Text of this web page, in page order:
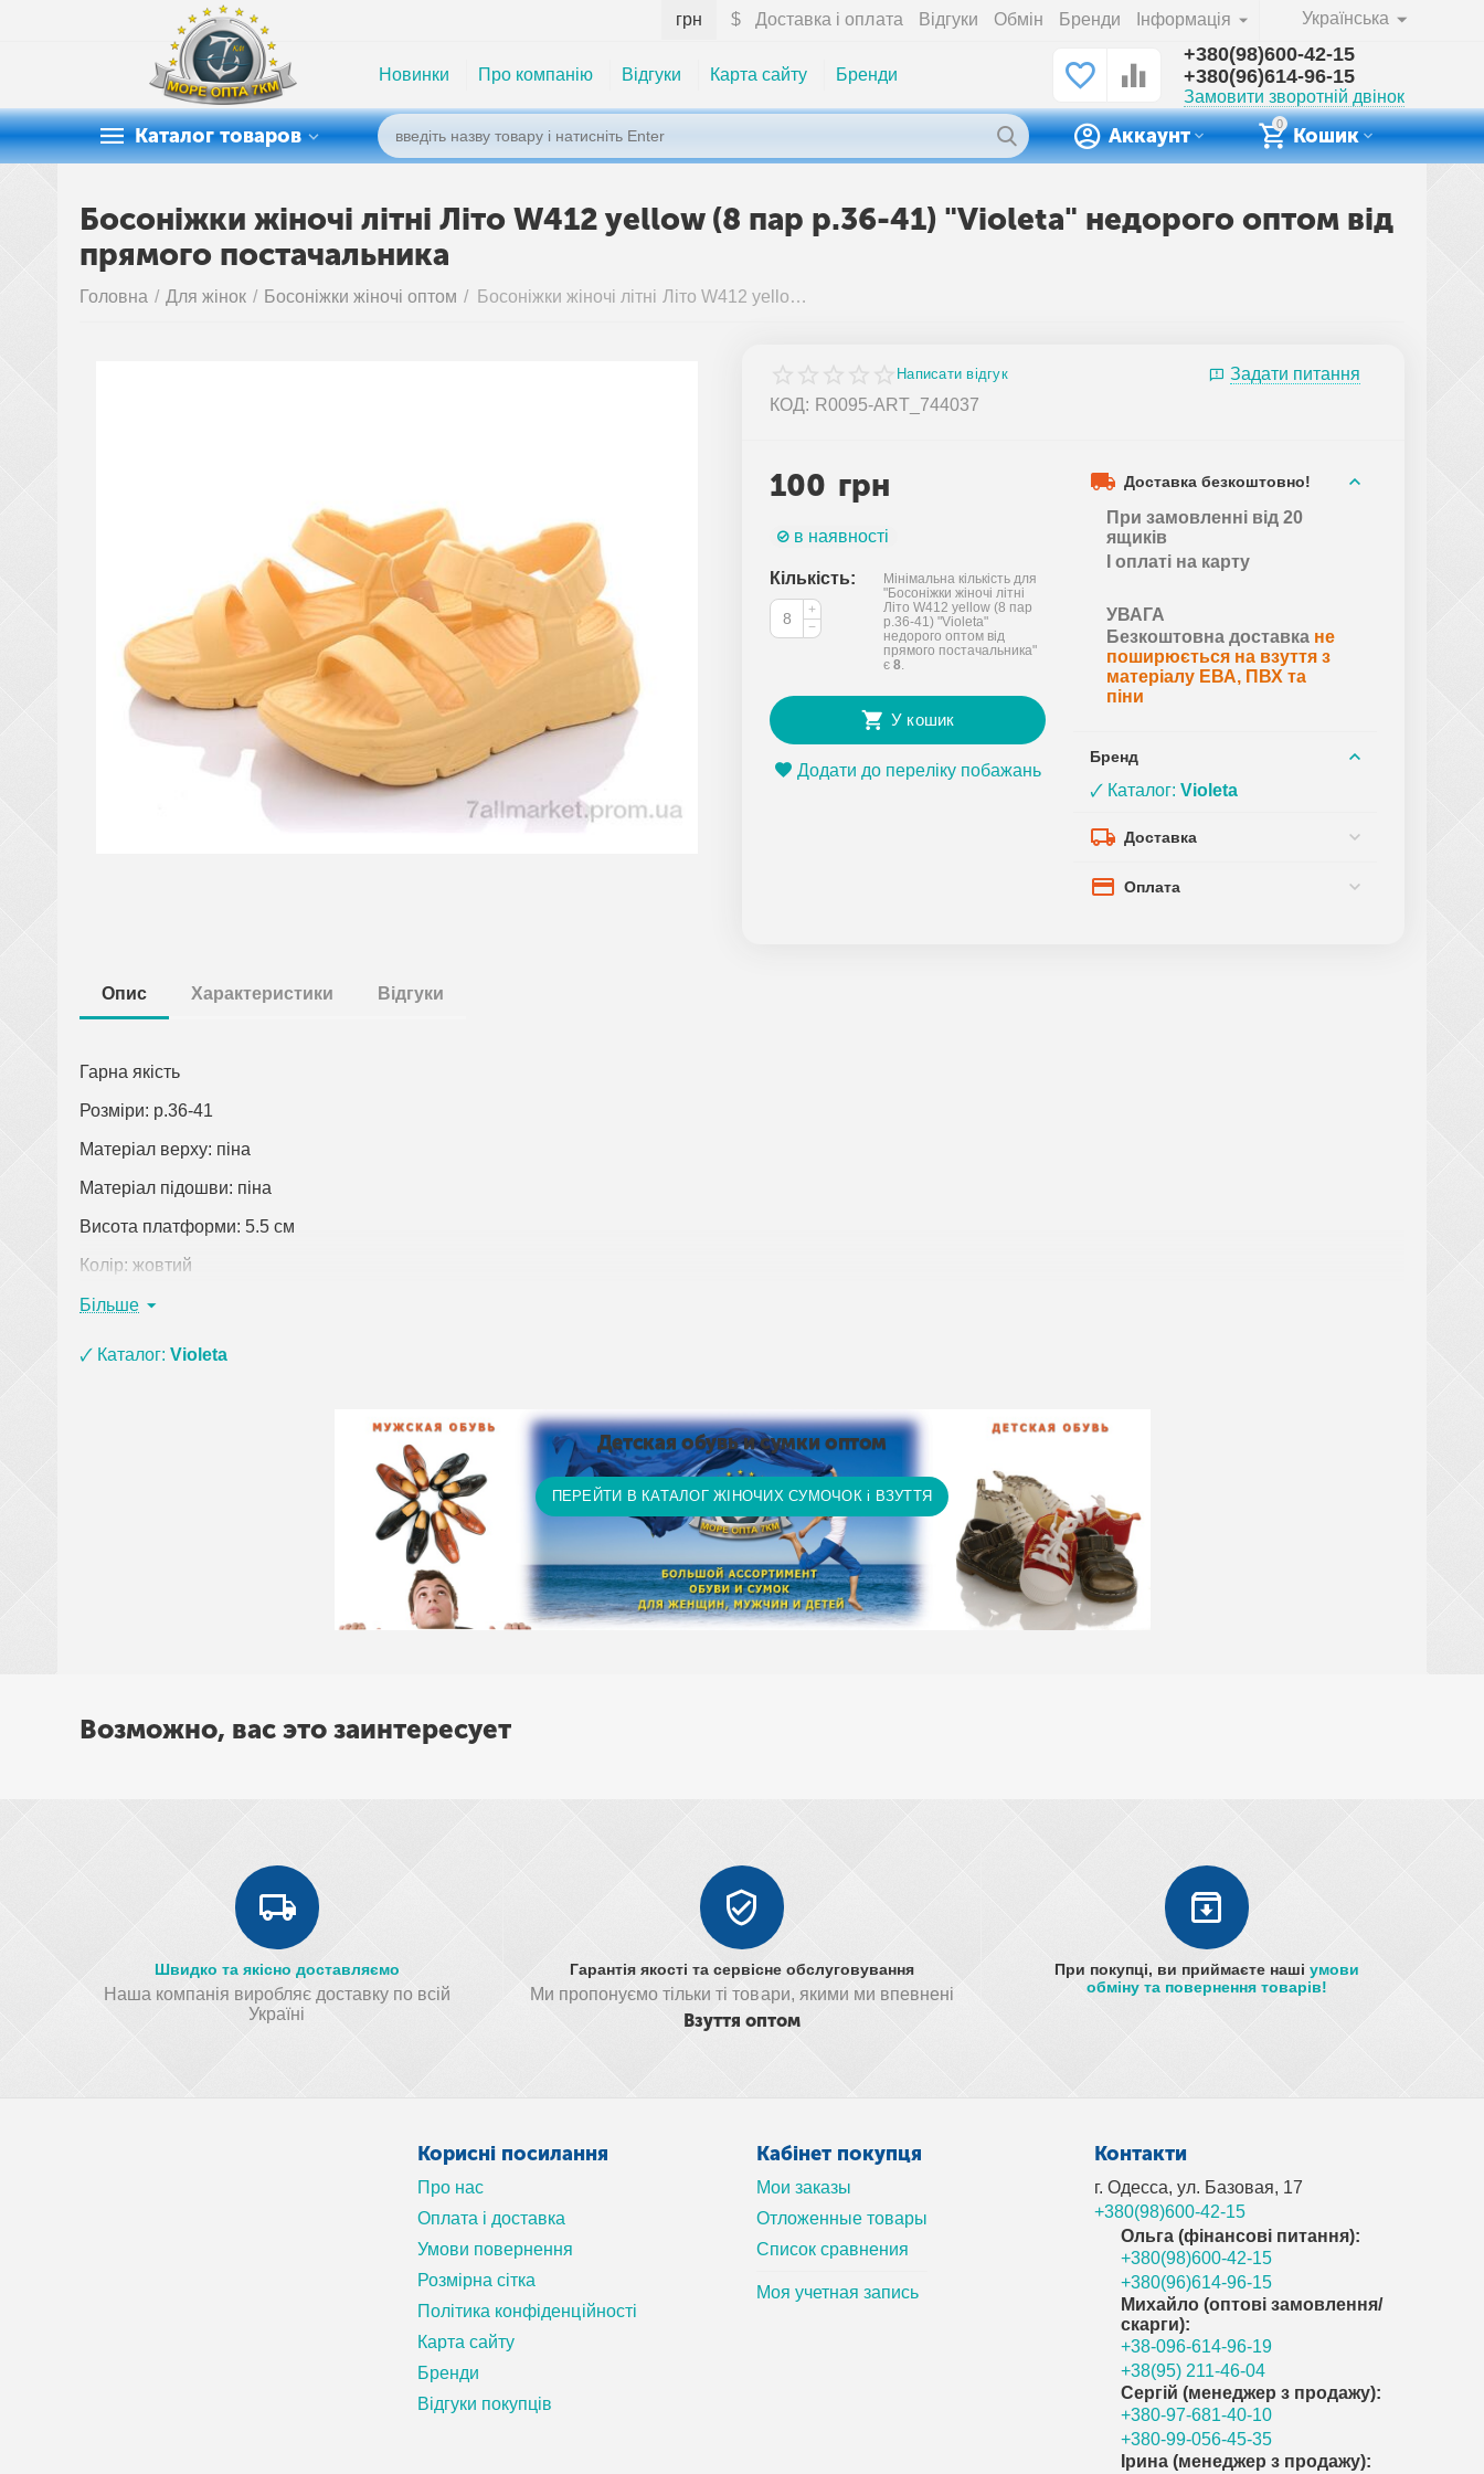
Українська
Доставка і оплата Відгуки Обмін Бренди Інформація
грн $
Новинки Про компанію Відгуки Карта сайту Бренди
+380(98)600-42-15
+380(96)614-96-15
Замовити зворотній двінок
Каталог товаров
0
Кошик
Аккаунт
Босоніжки жіночі літні Літо W412 yellow (8 пар р.36-41) "Violeta" недорого оптом від
прямого постачальника
Головна / Для жінок / Босоніжки жіночі оптом / Босоніжки жіночі літні Літо W412 yellow (8 пар р.36-41) "Violeta" недорого оптом від прямого постачальника
Написати відгук
Задати питання
КОД: R0095-ART_744037
100 грн
в наявності
Кількість:
+
−
Мінімальна кількість для
"Босоніжки жіночі літні
Літо W412 yellow (8 пар
р.36-41) "Violeta"
недорого оптом від
прямого постачальника"
є8.
У кошик
Додати до переліку побажань
Доставка безкоштовно!
При замовленні від 20
ящиків
І оплаті на карту
УВАГА
Безкоштовна доставка не
поширюється на взуття з
матеріалу ЕВА, ПВХ та
піни
Бренд
🗸 Каталог:Violeta
Доставка
Оплата
Опис Характеристики Відгуки
Гарна якість
Розміри: р.36-41
Матеріал верху: піна
Матеріал підошви: піна
Висота платформи: 5.5 см
Колір: жовтий
Країна виробник: Китай
рюкзаки, сумки, покривала, постільна білизна, рушники тощо)
Більше
🗸 Каталог:Violeta
Детская обувь и сумки оптом
ПЕРЕЙТИ В КАТАЛОГ ЖІНОЧИХ СУМОЧОК і ВЗУТТЯ
Возможно, вас это заинтересует
Швидко та якісно доставляємо
Наша компанія виробляє доставку по всій
Україні
Гарантія якості та сервісне обслуговування
Ми пропонуємо тільки ті товари, якими ми впевнені
Взуття оптом
При покупці, ви приймаєте нашіумови
обміну та повернення товарів!
Корисні посилання
Про нас
Оплата і доставка
Умови повернення
Розмірна сітка
Політика конфіденційності
Карта сайту
Бренди
Відгуки покупців
Кабінет покупця
Мои заказы
Отложенные товары
Список сравнения
Моя учетная запись
Контакти
г. Одесса, ул. Базовая, 17
+380(98)600-42-15
Ольга (фінансові питання):
+380(98)600-42-15
+380(96)614-96-15
Михайло (оптові замовлення/
скарги):
+38-096-614-96-19
+38(95) 211-46-04
Сергій (менеджер з продажу):
+380-97-681-40-10
+380-99-056-45-35
Ірина (менеджер з продажу):